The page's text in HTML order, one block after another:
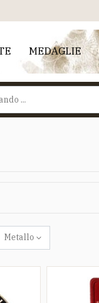
MEDAGLIE
Metallo